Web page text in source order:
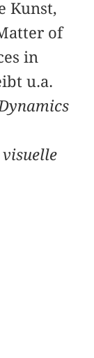
Kunst,
of
in
u.a.